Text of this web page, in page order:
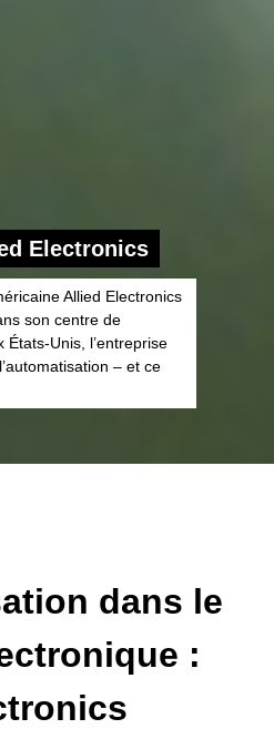
Electronics
Allied Electronics
son centre de
Unis, l’entreprise
– et ce
dans le
: